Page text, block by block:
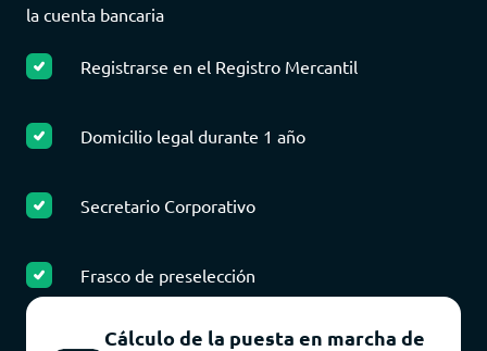
la cuenta bancaria
Registrarse en el Registro Mercantil
Domicilio legal durante 1 año
Secretario Corporativo
Frasco de preselección
Cálculo de la puesta en marcha de